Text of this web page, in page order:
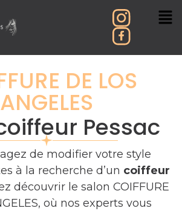
DE LOS
ANGELES
Pessac
de modifier votre style
à la recherche d’un coiffeur
découvrir le salon COIFFURE
où nos experts vous